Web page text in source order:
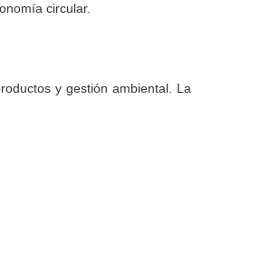
circular.
y gestión ambiental. La